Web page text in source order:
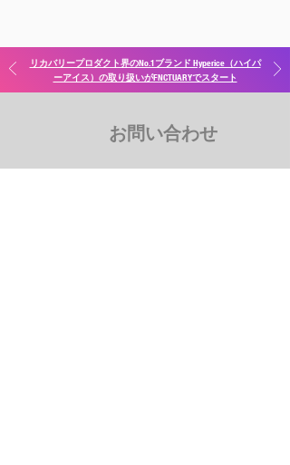
リカバリープロダクト界のNo.1ブランド Hyperice（ハイパ
ーアイス）の取り扱いがFNCTUARYでスタート
お問い合わせ